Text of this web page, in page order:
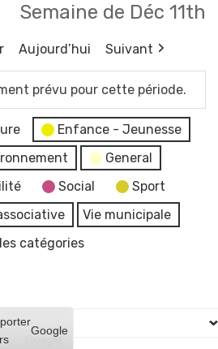
Semaine de Déc 11th
Aujourd’hui Suivant
prévu pour cette période.
Enfance - Jeunesse
General
Social
Sport
Vie municipale
catégories
Google
Google